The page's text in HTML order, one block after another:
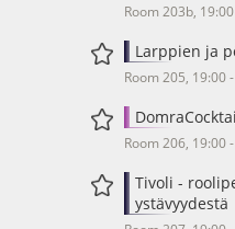
Room 203b,
Larppien ja
Room 205, 19:00
Room 206, 19:00
Tivoli -
ystävyydestä